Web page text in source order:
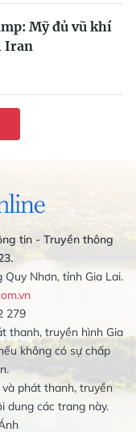
Mỹ đủ vũ khí
Iran
tin - Truyền thông
Nhơn, tỉnh Gia Lai.
279
thanh, truyền hình Gia
không có sự chấp
phát thanh, truyền
dung các trang này.